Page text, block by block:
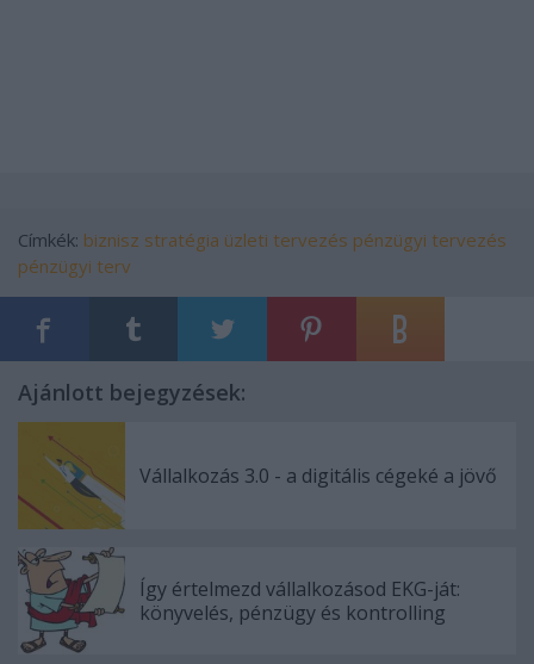
Címkék: biznisz stratégia üzleti tervezés pénzügyi tervezés
pénzügyi terv
Ajánlott bejegyzések:
Vállalkozás 3.0 - a digitális cégeké a jövő
Így értelmezd vállalkozásod EKG-ját:
könyvelés, pénzügy és kontrolling